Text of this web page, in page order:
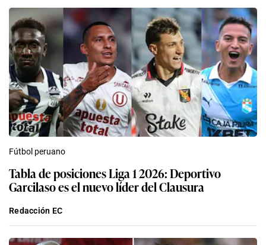
Fútbol peruano
Tabla de posiciones Liga 1 2026: Deportivo
Garcilaso es el nuevo líder del Clausura
Redacción EC